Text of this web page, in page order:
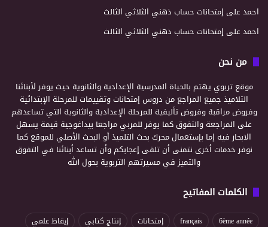
احمدعلى إمتحانات حساب ذهني الثلاثي الثالث
احمدعلى إمتحانات حساب ذهني الثلاثي الثالث
من نحن
موقع تربوي يهتم بالحياة المدرسية الإعدادية والثانوية حيث يوفر لأبنائنا
التلاميذ جميع المراجع من دروس إمتحانات وتقييمات للمرحلة الإبتدائية
وفروض مراقبة وفروض تأليفية للمرحلة الإعدادية والثانوية التي تساعدهم
على المراجعة والتفوق كما يوفر للمربي مراجعا بيداغوجية قيمة يسهل
الابحار فيه إما بإستعمال محرك بحث التلميذ أو البحث الأصلي للموقع كما
نوفر خدمات أخرى نتمنى أن تلقى إعجابكم وأن تساعد أبنائنا في التفوق
والتميز في مسيرتهم التربوية بحول الله
الكلمات المفاتيح
6ème année
français إمتحانات إنتاج كتابي إيقاظ علمي